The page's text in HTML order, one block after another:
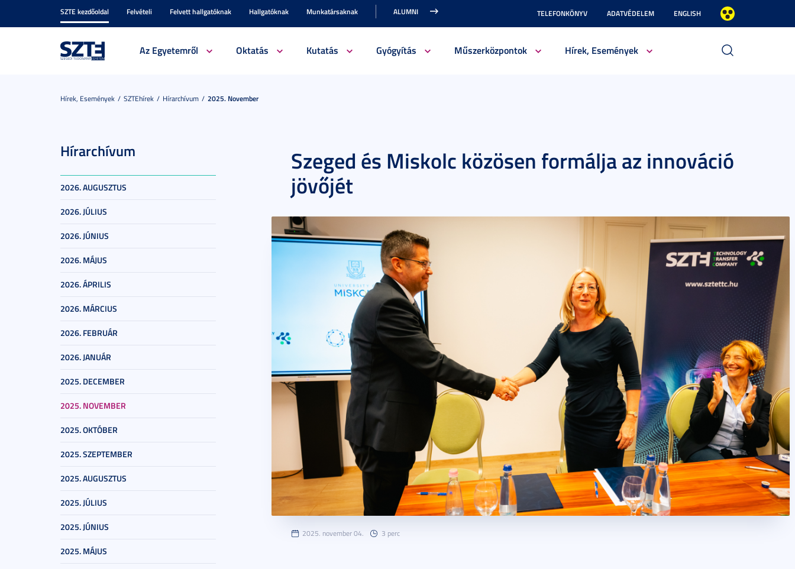
SZTE kezdőoldal Felvételi Felvett hallgatóknak Hallgatóknak Munkatársaknak ALUMNI TELEFONKÖNYV ADATVÉDELEM ENGLISH
Az Egyetemről Oktatás Kutatás Gyógyítás Műszerközpontok Hírek, Események
Hírek, Események SZTEhírek Hírarchívum 2025. November
Hírarchívum
2026. AUGUSZTUS
2026. JÚLIUS
2026. JÚNIUS
2026. MÁJUS
2026. ÁPRILIS
2026. MÁRCIUS
2026. FEBRUÁR
2026. JANUÁR
2025. DECEMBER
2025. NOVEMBER
2025. OKTÓBER
2025. SZEPTEMBER
2025. AUGUSZTUS
2025. JÚLIUS
2025. JÚNIUS
2025. MÁJUS
Szeged és Miskolc közösen formálja az innováció
jövőjét
2025. november 04. 3 perc